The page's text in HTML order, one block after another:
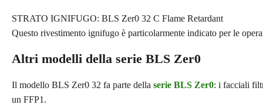
STRATO IGNIFUGO: BLS Zer0 32 C Flame Retardant
Questo rivestimento ignifugo è particolarmente indicato per le
Altri modelli della serie BLS Zer0
Il modello BLS Zer0 32 fa parte della serie BLS Zer0: i facciali
un FFP1.